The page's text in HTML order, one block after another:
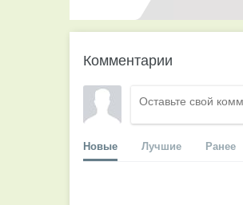
Комментарии
Новые Лучшие Ранее